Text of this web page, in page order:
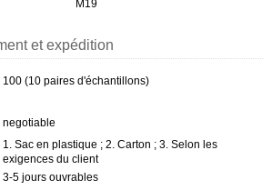
M19
et expédition
100 (10 paires d'échantillons)
negotiable
1. Sac en plastique ; 2. Carton ; 3. Selon les
exigences du client
3-5 jours ouvrables